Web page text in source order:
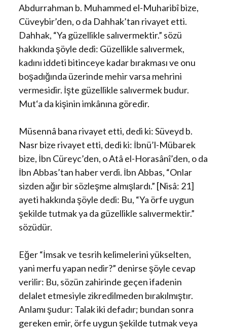
Abdurrahman b. Muhammed el-Muharibî bize,
Cüveybir’den, o da Dahhak’tan rivayet etti.
Dahhak, “Ya güzellikle salıvermektir.” sözü
hakkında şöyle dedi: Güzellikle salıvermek,
kadını iddeti bitinceye kadar bırakması ve onu
boşadığında üzerinde mehir varsa mehrini
vermesidir. İşte güzellikle salıvermek budur.
Mut‘a da kişinin imkânına göredir.
Müsennâ bana rivayet etti, dedi ki: Süveyd b.
Nasr bize rivayet etti, dedi ki: İbnü’l-Mübarek
bize, İbn Cüreyc’den, o Atâ el-Horasânî’den, o da
İbn Abbas’tan haber verdi. İbn Abbas, “Onlar
sizden ağır bir sözleşme almışlardı.” [Nisâ: 21]
ayeti hakkında şöyle dedi: Bu, “Ya örfe uygun
şekilde tutmak ya da güzellikle salıvermektir.”
sözüdür.
Eğer “İmsak ve tesrih kelimelerini yükselten,
yani merfu yapan nedir?” denirse şöyle cevap
verilir: Bu, sözün zahirinde geçen ifadenin
delalet etmesiyle zikredilmeden bırakılmıştır.
Anlamı şudur: Talak iki defadır; bundan sonra
gereken emir, örfe uygun şekilde tutmak veya